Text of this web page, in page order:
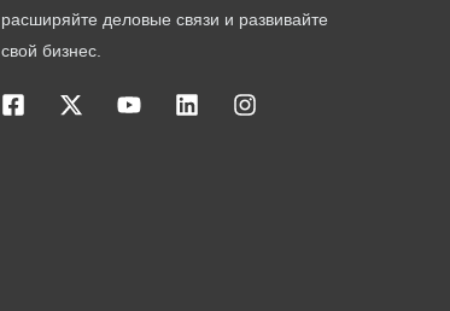
расширяйте деловые связи и развивайте
свой бизнес.